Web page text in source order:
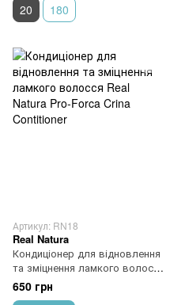
20 180
Артикул: RN18
Real Natura
Кондиціонер для відновлення
та зміцнення ламкого волосся
Real Natura Pro-Forca Crina
Contitioner
650 грн